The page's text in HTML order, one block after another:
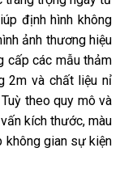
định hình không
ảnh thương hiệu
cấp các mẫu thảm
2m và chất liệu nỉ
theo quy mô và
kích thước, màu
không gian sự kiện